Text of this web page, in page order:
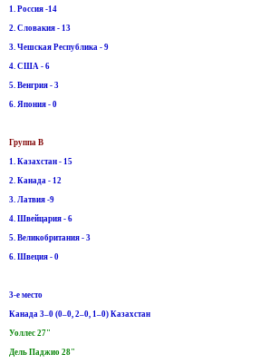
1. Россия -14
2. Словакия - 13
3. Чешская Республика - 9
4. США - 6
5. Венгрия - 3
6. Япония - 0
Группа B
1. Казахстан - 15
2. Канада - 12
3. Латвия -9
4. Швейцария - 6
5. Великобритания - 3
6. Швеция - 0
3-е место
Канада 3–0 (0–0, 2–0, 1–0) Казахстан
Уоллес 27"
Дель Паджио 28"